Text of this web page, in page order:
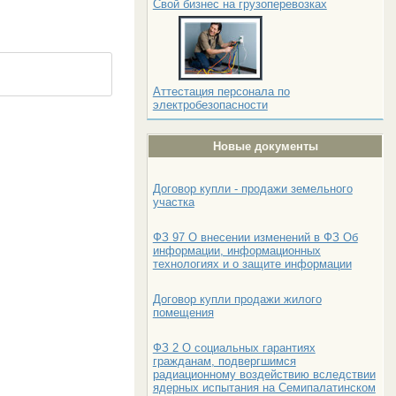
Свой бизнес на грузоперевозках
Аттестация персонала по
электробезопасности
Новые документы
Договор купли - продажи земельного
участка
ФЗ 97 О внесении изменений в ФЗ Об
информации, информационных
технологиях и о защите информации
Договор купли продажи жилого
помещения
ФЗ 2 О социальных гарантиях
гражданам, подвергшимся
радиационному воздействию вследствии
ядерных испытания на Семипалатинском